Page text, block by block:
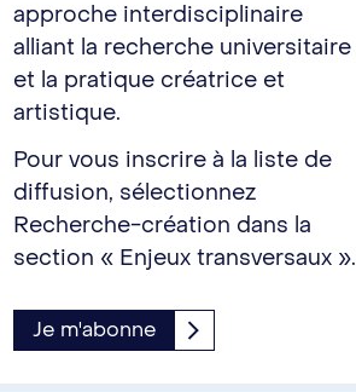
approche interdisciplinaire
alliant la recherche universitaire
et la pratique créatrice et
artistique.
Pour vous inscrire à la liste de
diffusion, sélectionnez
Recherche-création dans la
section « Enjeux transversaux ».
Je m'abonne